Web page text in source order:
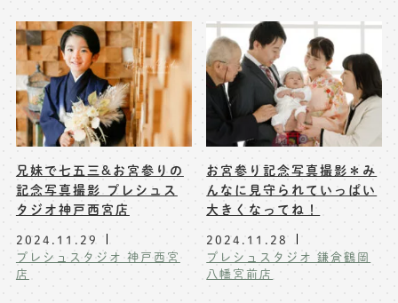
兄妹で七五三&お宮参りの
記念写真撮影 プレシュス
タジオ神戸西宮店
2024.11.29
プレシュスタジオ 神戸西宮
店
お宮参り記念写真撮影＊み
んなに見守られていっぱい
大きくなってね！
2024.11.28
プレシュスタジオ 鎌倉鶴岡
八幡宮前店